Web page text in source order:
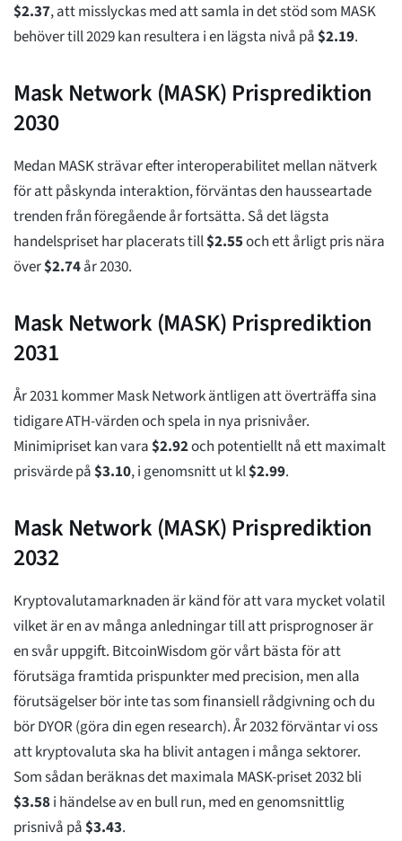
$2.37, att misslyckas med att samla in det stöd som MASK
behöver till 2029 kan resultera i en lägsta nivå på$2.19.
Mask Network (MASK) Prisprediktion
2030
Medan MASK strävar efter interoperabilitet mellan nätverk
för att påskynda interaktion, förväntas den hausseartade
trenden från föregående år fortsätta. Så det lägsta
handelspriset har placerats till$2.55och ett årligt pris nära
över$2.74år 2030.
Mask Network (MASK) Prisprediktion
2031
År 2031 kommer Mask Network äntligen att överträffa sina
tidigare ATH-värden och spela in nya prisnivåer.
Minimipriset kan vara$2.92och potentiellt nå ett maximalt
prisvärde på$3.10, i genomsnitt ut kl$2.99.
Mask Network (MASK) Prisprediktion
2032
Kryptovalutamarknaden är känd för att vara mycket volatil
vilket är en av många anledningar till att prisprognoser är
en svår uppgift. BitcoinWisdom gör vårt bästa för att
förutsäga framtida prispunkter med precision, men alla
förutsägelser bör inte tas som finansiell rådgivning och du
bör DYOR (göra din egen research). År 2032 förväntar vi oss
att kryptovaluta ska ha blivit antagen i många sektorer.
Som sådan beräknas det maximala MASK-priset 2032 bli
$3.58i händelse av en bull run, med en genomsnittlig
prisnivå på$3.43.